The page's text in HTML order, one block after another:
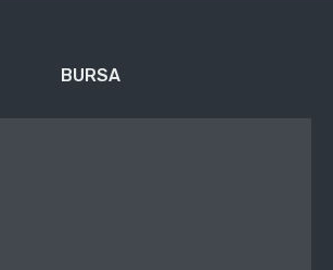
BURSA